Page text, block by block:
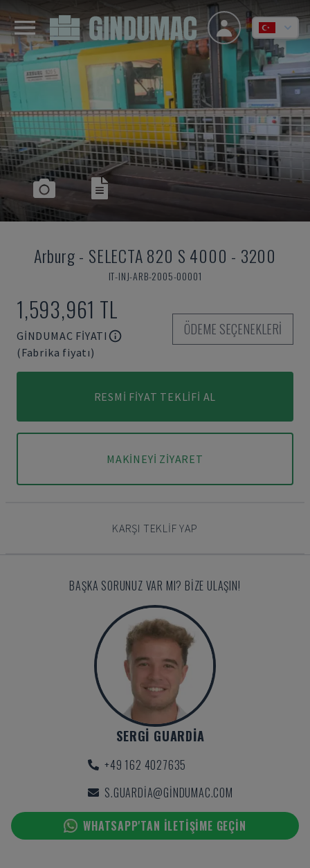
Arburg- SELECTA 820 S 4000 - 3200
IT-INJ-ARB-2005-00001
1,593,961 TL
GINDUMAC FIYATI
(Fabrika fiyatı)
ÖDEME SEÇENEKLERI
RESMI FIYAT TEKLIFI AL
MAKINEYI ZIYARET
KARŞI TEKLIF YAP
BAŞKA SORUNUZ VAR MI? BIZE ULAŞIN!
SERGI GUARDIA
+49 162 4027635
S.GUARDIA@GINDUMAC.COM
WHATSAPP'TAN ILETIŞIME GEÇIN